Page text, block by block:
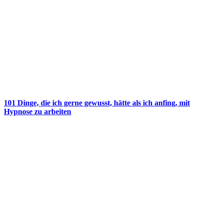
101 Dinge, die ich gerne gewusst, hätte als ich anfing, mit
Hypnose zu arbeiten